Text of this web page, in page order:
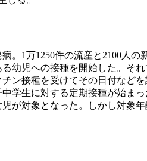
。1万1250件の流産と2100人
幼児への接種を開始した。そ
ン接種を受けてその日付など
学生に対する定期接種が始ま
が対象となった。しかし対